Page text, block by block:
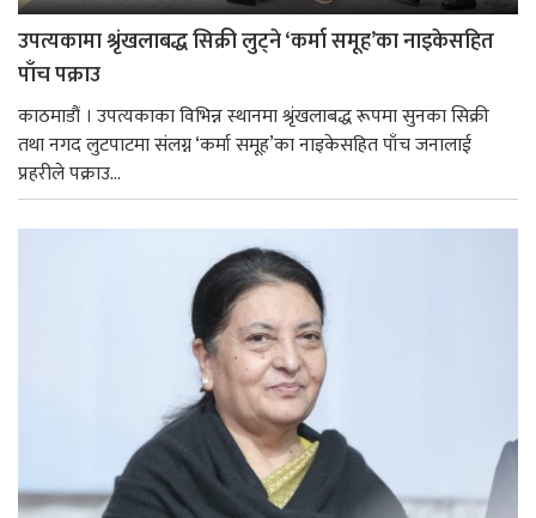
उपत्यकामा श्रृंखलाबद्ध सिक्री लुट्ने ‘कर्मा समूह’का नाइकेसहित
पाँच पक्राउ
काठमाडौं । उपत्यकाका विभिन्न स्थानमा श्रृंखलाबद्ध रूपमा सुनका सिक्री
तथा नगद लुटपाटमा संलग्न ‘कर्मा समूह’का नाइकेसहित पाँच जनालाई
प्रहरीले पक्राउ...